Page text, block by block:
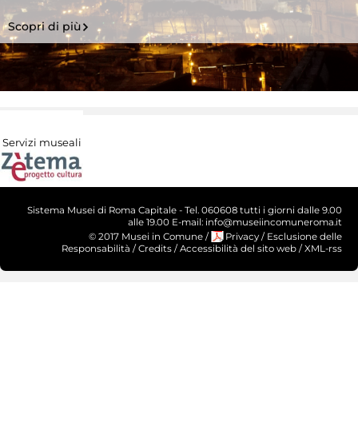
Scopri di più
Servizi museali
Sistema Musei di Roma Capitale - Tel. 060608 tutti i giorni dalle 9.00
alle 19.00 E-mail: info@museiincomuneroma.it
© 2017 Musei in Comune / Privacy / Esclusione delle
Responsabilità / Credits / Accessibilità del sito web / XML-rss